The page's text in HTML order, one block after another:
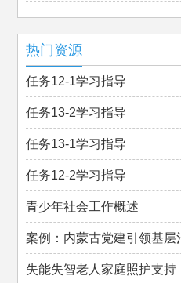
热门资源
任务12-1学习指导
任务13-2学习指导
任务13-1学习指导
任务12-2学习指导
青少年社会工作概述
失能失智老人家庭照护支持